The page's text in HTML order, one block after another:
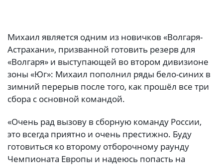
Михаил является одним из новичков «Волгаря-
Астрахани», призванной готовить резерв для
«Волгаря» и выступающей во втором дивизионе
зоны «Юг»: Михаил пополнил ряды бело-синих в
зимний перерыв после того, как прошёл все три
сбора с основной командой.
«Очень рад вызову в сборную команду России,
это всегда приятно и очень престижно. Буду
готовиться ко второму отборочному раунду
Чемпионата Европы и надеюсь попасть на